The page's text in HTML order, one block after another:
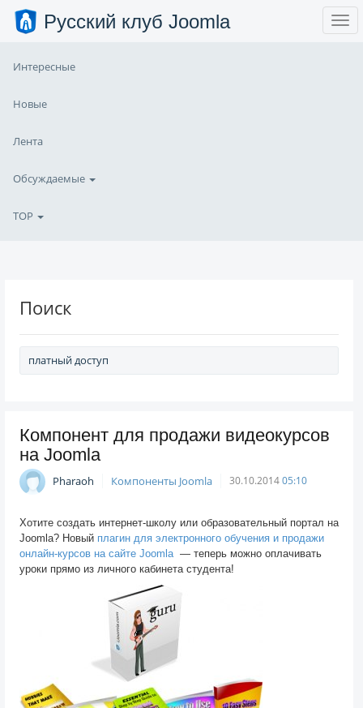
Русский клуб Joomla
Интересные
Новые
Лента
Обсуждаемые
TOP
Поиск
Компонент для продажи видеокурсов
на Joomla
Pharaoh Компоненты Joomla 30.10.201405:10
Хотите создать интернет-школу или образовательный портал на
Joomla? Новый плагин для электронного обучения и продажи
онлайн-курсов на сайте Joomla — теперь можно оплачивать
уроки прямо из личного кабинета студента!